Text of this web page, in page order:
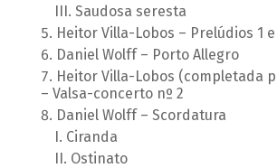
Saudosa seresta
Heitor Villa-Lobos – Prelúdios 1 e
Daniel Wolff – Porto Allegro
Heitor Villa-Lobos (completada
– Valsa-concerto nº 2
Daniel Wolff – Scordatura
Ciranda
Ostinato